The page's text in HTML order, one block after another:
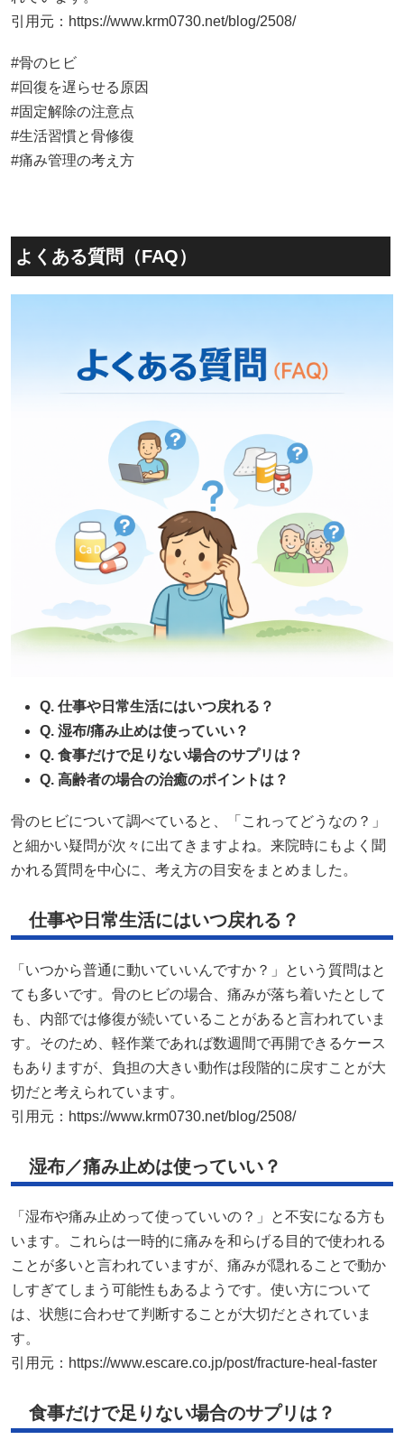
引用元： https://www.krm0730.net/blog/2508/
#骨のヒビ
#回復を遅らせる原因
#固定解除の注意点
#生活習慣と骨修復
#痛み管理の考え方
よくある質問（FAQ）
Q. 仕事や日常生活にはいつ戻れる？
Q. 湿布/痛み止めは使っていい？
Q. 食事だけで足りない場合のサプリは？
Q. 高齢者の場合の治癒のポイントは？
骨のヒビについて調べていると、「これってどうなの？」
と細かい疑問が次々に出てきますよね。来院時にもよく聞
かれる質問を中心に、考え方の目安をまとめました。
仕事や日常生活にはいつ戻れる？
「いつから普通に動いていいんですか？」という質問はと
ても多いです。骨のヒビの場合、痛みが落ち着いたとして
も、内部では修復が続いていることがあると言われていま
す。そのため、軽作業であれば数週間で再開できるケース
もありますが、負担の大きい動作は段階的に戻すことが大
切だと考えられています。
引用元： https://www.krm0730.net/blog/2508/
湿布／痛み止めは使っていい？
「湿布や痛み止めって使っていいの？」と不安になる方も
います。これらは一時的に痛みを和らげる目的で使われる
ことが多いと言われていますが、痛みが隠れることで動か
しすぎてしまう可能性もあるようです。使い方について
は、状態に合わせて判断することが大切だとされていま
す。
引用元： https://www.escare.co.jp/post/fracture-heal-faster
食事だけで足りない場合のサプリは？